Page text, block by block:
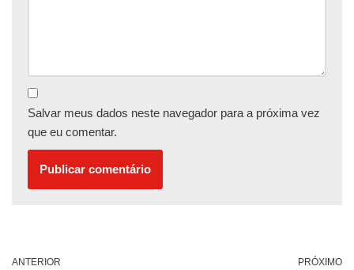
Salvar meus dados neste navegador para a próxima vez
que eu comentar.
ANTERIOR PRÓXIMO